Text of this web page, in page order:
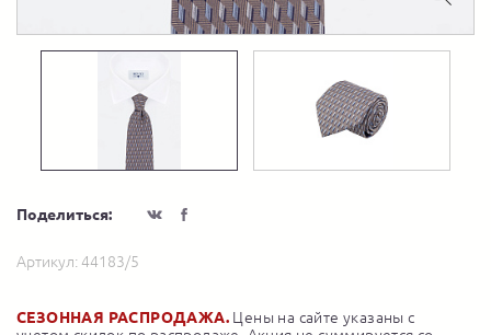
Поделиться:
Артикул: 44183/5
СЕЗОННАЯ РАСПРОДАЖА. Цены на сайте указаны с